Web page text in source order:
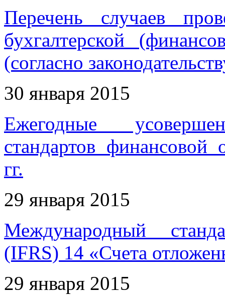
Перечень случаев
бухгалтерской
(согласно
30 января 2015
Ежегодные
стандартов финансовой
гг.
29 января 2015
Международный
(IFRS) 14 «Счета
29 января 2015